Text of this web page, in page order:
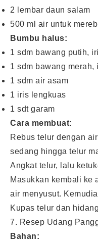
2 lembar daun salam
500 ml air untuk
Bumbu halus:
1 sdm bawang putih,
1 sdm bawang merah,
1 sdm air asam
1 iris lengkuas
1 sdt garam
Cara membuat:
Rebus telur dengan
sedang hingga telur
Angkat telur, lalu
Masukkan kembali ke
air menyusut.
Kupas telur dan
7. Resep Udang
Bahan: